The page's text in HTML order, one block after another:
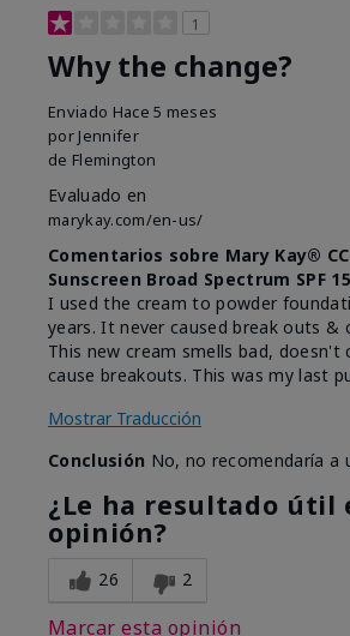
1
Why the change?
Enviado Hace 5 meses
por Jennifer
de Flemington
Evaluado en
marykay.com/en-us/
Comentarios sobre Mary Kay®
Sunscreen Broad Spectrum SPF
I used the cream to powder
years. It never caused break outs &
This new cream smells bad, doesn't
cause breakouts. This was my last
Mostrar Traducción
Conclusión No, no recomendaría a
¿Le ha resultado útil
opinión?
26 2
Marcar esta opinión